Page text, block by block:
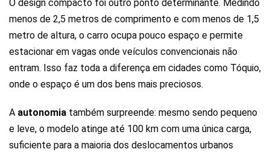
O design compacto foi outro ponto determinante. Medindo
menos de 2,5 metros de comprimento e com menos de 1,5
metro de altura, o carro ocupa pouco espaço e permite
estacionar em vagas onde veículos convencionais não
entram. Isso faz toda a diferença em cidades como Tóquio,
onde o espaço é um dos bens mais preciosos.
A autonomia também surpreende: mesmo sendo pequeno
e leve, o modelo atinge até 100 km com uma única carga,
suficiente para a maioria dos deslocamentos urbanos